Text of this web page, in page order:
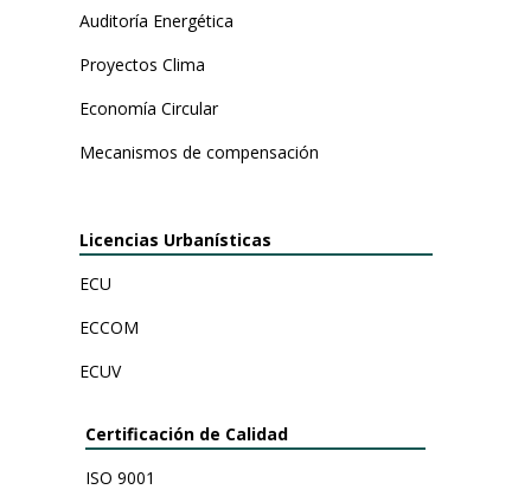
Auditoría Energética
Proyectos Clima
Economía Circular
Mecanismos de compensación
Licencias Urbanísticas
ECU
ECCOM
ECUV
Certificación de Calidad
ISO 9001